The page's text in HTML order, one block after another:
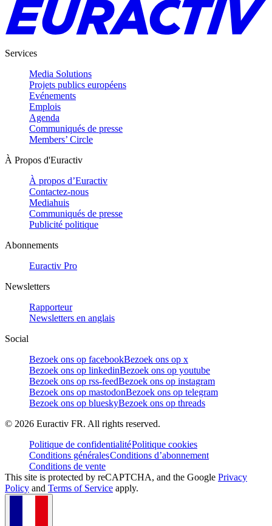
Services
Media Solutions
Projets publics européens
Evénements
Emplois
Agenda
Communiqués de presse
Members’ Circle
À Propos d'Euractiv
À propos d’Euractiv
Contactez-nous
Mediahuis
Communiqués de presse
Publicité politique
Abonnements
Euractiv Pro
Newsletters
Rapporteur
Newsletters en anglais
Social
Bezoek ons op facebookBezoek ons op x
Bezoek ons op linkedinBezoek ons op youtube
Bezoek ons op rss-feedBezoek ons op instagram
Bezoek ons op mastodonBezoek ons op telegram
Bezoek ons op blueskyBezoek ons op threads
© 2026 Euractiv FR. All rights reserved.
Politique de confidentialitéPolitique cookies
Conditions généralesConditions d’abonnement
Conditions de vente
This site is protected by reCAPTCHA, and the Google Privacy
Policy and Terms of Service apply.